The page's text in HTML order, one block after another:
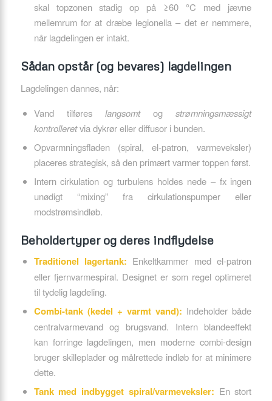
skal topzonen stadig op på ≥60 °C med jævne
mellemrum for at dræbe legionella – det er nemmere,
når lagdelingen er intakt.
Sådan opstår (og bevares) lagdelingen
Lagdelingen dannes, når:
Vand tilføres langsomtogstrømningsmæssigt
kontrolleretvia dykrør eller diffusor i bunden.
Opvarmningsfladen (spiral, el-patron, varmeveksler)
placeres strategisk, så den primært varmer toppen først.
Intern cirkulation og turbulens holdes nede – fx ingen
unødigt “mixing” fra cirkulationspumper eller
modstrømsindløb.
Beholdertyper og deres indflydelse
Traditionel lagertank: Enkeltkammer med el-patron
eller fjernvarmespiral. Designet er som regel optimeret
til tydelig lagdeling.
Combi-tank (kedel + varmt vand): Indeholder både
centralvarmevand og brugsvand. Intern blandeeffekt
kan forringe lagdelingen, men moderne combi-design
bruger skilleplader og målrettede indløb for at minimere
dette.
Tank med indbygget spiral/varmeveksler: En stort